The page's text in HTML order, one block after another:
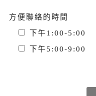
方便聯絡的時間
下午1:00-5:00
下午5:00-9:00